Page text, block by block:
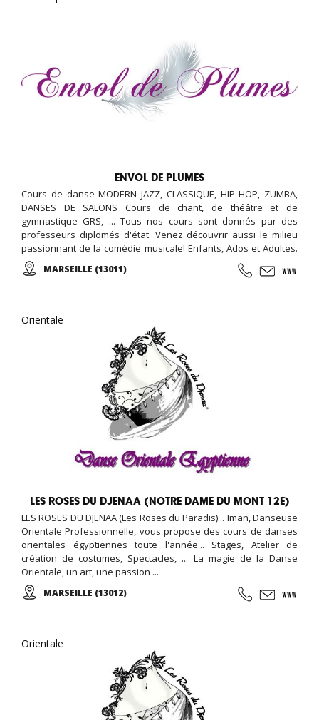
ENVOL DE PLUMES
Cours de danse MODERN JAZZ, CLASSIQUE, HIP HOP, ZUMBA,
DANSES DE SALONS Cours de chant, de théâtre et de
gymnastique GRS, ... Tous nos cours sont donnés par des
professeurs diplomés d'état. Venez découvrir aussi le milieu
passionnant de la comédie musicale! Enfants, Ados et Adultes.
Stages vacances, Anniversaires, ... Cours d'essai offert !
MARSEILLE (13011)
Orientale
LES ROSES DU DJENAA (NOTRE DAME DU MONT 12E)
LES ROSES DU DJENAA (Les Roses du Paradis)... Iman, Danseuse
Orientale Professionnelle, vous propose des cours de danses
orientales égyptiennes toute l'année... Stages, Atelier de
création de costumes, Spectacles, ... La magie de la Danse
Orientale, un art, une passion ...
MARSEILLE (13012)
Orientale